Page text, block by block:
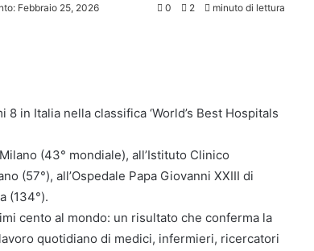
Febbraio 25, 2026 0 2 minuto di lettura
in Italia nella classifica ‘World’s Best Hospitals
(43° mondiale), all’Istituto Clinico
(57°), all’Ospedale Papa Giovanni XXIII di
(134°).
cento al mondo: un risultato che conferma la
quotidiano di medici, infermieri, ricercatori